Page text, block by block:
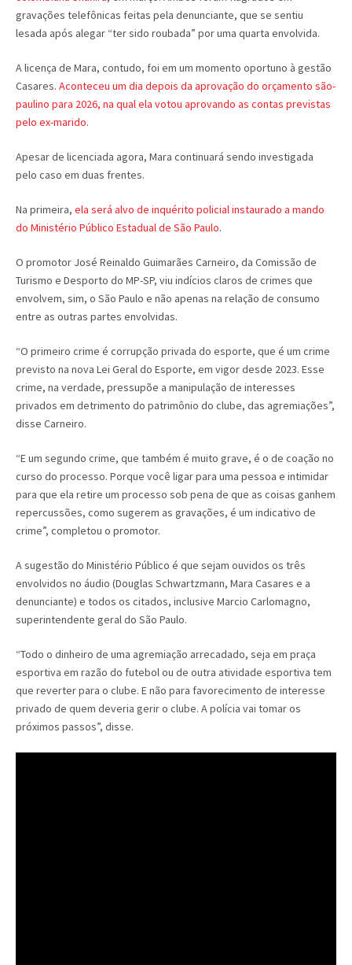
gravações telefônicas feitas pela denunciante, que se sentiu
lesada após alegar “ter sido roubada” por uma quarta envolvida.
A licença de Mara, contudo, foi em um momento oportuno à gestão
Casares. Aconteceu um dia depois da aprovação do orçamento são-
paulino para 2026, na qual ela votou aprovando as contas previstas
pelo ex-marido.
Apesar de licenciada agora, Mara continuará sendo investigada
pelo caso em duas frentes.
Na primeira, ela será alvo de inquérito policial instaurado a mando
do Ministério Público Estadual de São Paulo.
O promotor José Reinaldo Guimarães Carneiro, da Comissão de
Turismo e Desporto do MP-SP, viu indícios claros de crimes que
envolvem, sim, o São Paulo e não apenas na relação de consumo
entre as outras partes envolvidas.
“O primeiro crime é corrupção privada do esporte, que é um crime
previsto na nova Lei Geral do Esporte, em vigor desde 2023. Esse
crime, na verdade, pressupõe a manipulação de interesses
privados em detrimento do patrimônio do clube, das agremiações”,
disse Carneiro.
“E um segundo crime, que também é muito grave, é o de coação no
curso do processo. Porque você ligar para uma pessoa e intimidar
para que ela retire um processo sob pena de que as coisas ganhem
repercussões, como sugerem as gravações, é um indicativo de
crime”, completou o promotor.
A sugestão do Ministério Público é que sejam ouvidos os três
envolvidos no áudio (Douglas Schwartzmann, Mara Casares e a
denunciante) e todos os citados, inclusive Marcio Carlomagno,
superintendente geral do São Paulo.
“Todo o dinheiro de uma agremiação arrecadado, seja em praça
esportiva em razão do futebol ou de outra atividade esportiva tem
que reverter para o clube. E não para favorecimento de interesse
privado de quem deveria gerir o clube. A polícia vai tomar os
próximos passos”, disse.